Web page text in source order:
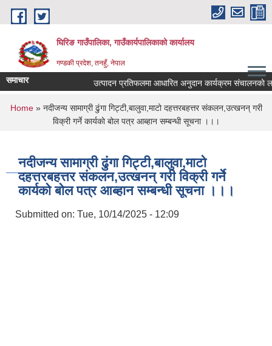
Skip to main content
घिरिङ गाउँपालिका, गाउँकार्यपालिकाको कार्यालय
गण्डकी प्रदेश, तनहुँ, नेपाल
समाचार उत्पादन प्रतिफलमा आधारित अनुदान कार्यक्रम संचालनकाे
You are here
Home» नदीजन्य सामाग्री ढुंगा गिट्टी,बालुवा,माटो दहत्तरबहत्तर संकलन,उत्खनन् गरी
विक्री गर्ने कार्यकाे बोल पत्र आब्हान सम्बन्धी सूचना ।।।
नदीजन्य सामाग्री ढुंगा गिट्टी,बालुवा,माटो
दहत्तरबहत्तर संकलन,उत्खनन् गरी विक्री गर्ने
कार्यकाे बोल पत्र आब्हान सम्बन्धी सूचना ।।।
Submitted on: Tue, 10/14/2025 - 12:09